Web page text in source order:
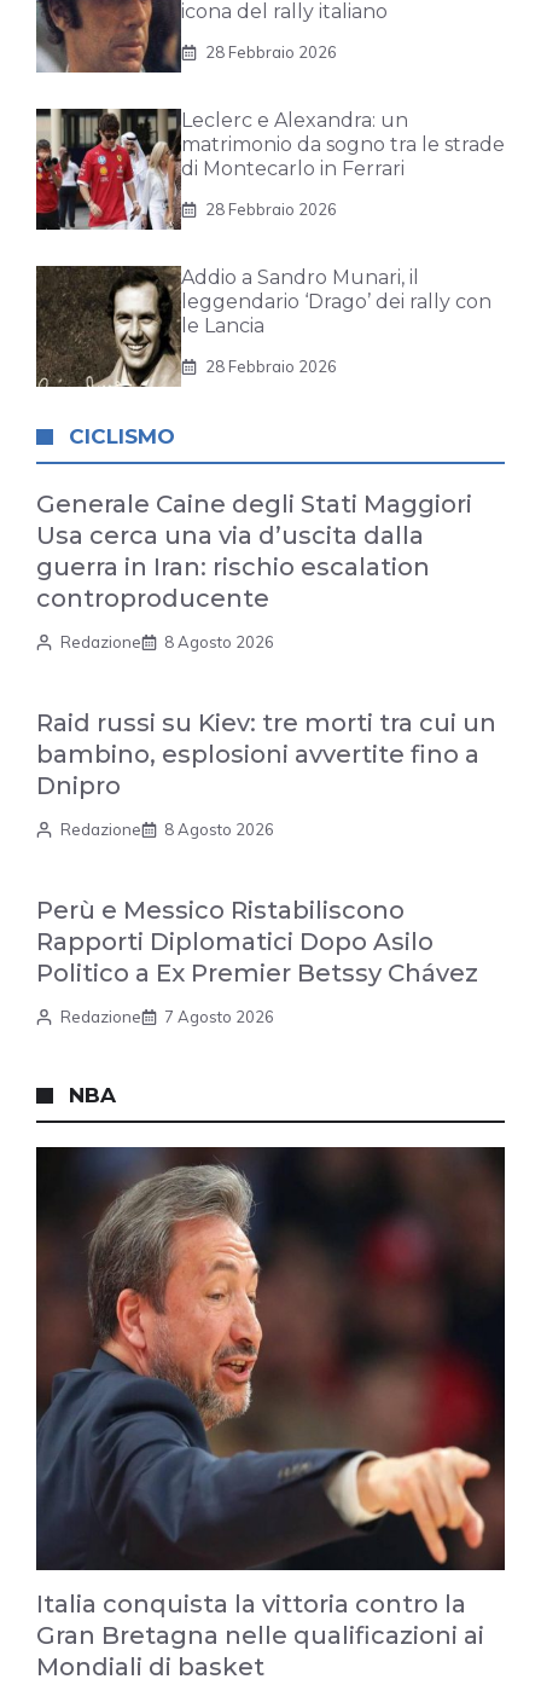
icona del rally italiano
28 Febbraio 2026
Leclerc e Alexandra: un
matrimonio da sogno tra le strade
di Montecarlo in Ferrari
28 Febbraio 2026
Addio a Sandro Munari, il
leggendario ‘Drago’ dei rally con
le Lancia
28 Febbraio 2026
CICLISMO
Generale Caine degli Stati Maggiori
Usa cerca una via d’uscita dalla
guerra in Iran: rischio escalation
controproducente
Redazione 8 Agosto 2026
Raid russi su Kiev: tre morti tra cui un
bambino, esplosioni avvertite fino a
Dnipro
Redazione 8 Agosto 2026
Perù e Messico Ristabiliscono
Rapporti Diplomatici Dopo Asilo
Politico a Ex Premier Betssy Chávez
Redazione 7 Agosto 2026
NBA
Italia conquista la vittoria contro la
Gran Bretagna nelle qualificazioni ai
Mondiali di basket